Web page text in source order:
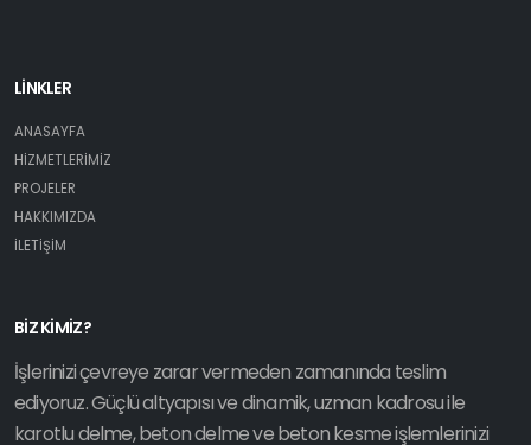
LİNKLER
ANASAYFA
HİZMETLERİMİZ
PROJELER
HAKKIMIZDA
İLETİŞİM
BİZ KİMİZ?
İşlerinizi çevreye zarar vermeden zamanında teslim
ediyoruz. Güçlü altyapısı ve dinamik, uzman kadrosu ile
karotlu delme, beton delme ve beton kesme işlemlerinizi